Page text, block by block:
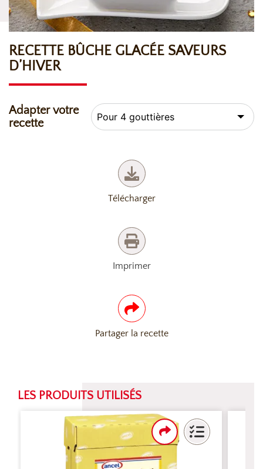
RECETTE BÛCHE GLACÉE SAVEURS
D’HIVER
Adapter votre
recette
Télécharger
Imprimer
Partager la recette
LES PRODUITS UTILISÉS